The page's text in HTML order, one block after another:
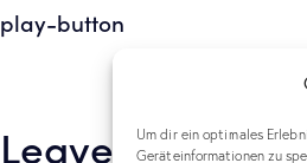
Um dir ein optimales
Geräteinformationen zu
play-button
Leave a